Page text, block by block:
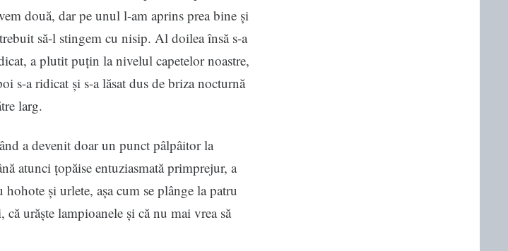
două, dar pe unul l-am aprins prea bine și
să-l stingem cu nisip. Al doilea însă s-a
a plutit puțin la nivelul capetelor noastre,
s-a ridicat și s-a lăsat dus de briza nocturnă
larg.
a devenit doar un punct pâlpâitor la
atunci țopăise entuziasmată primprejur, a
hohote și urlete, așa cum se plânge la patru
urăște lampioanele și că nu mai vrea să